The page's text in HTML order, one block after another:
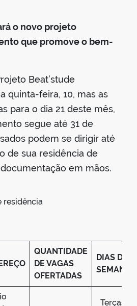
o novo projeto
que promove o bem-
Beat’stude
quinta-feira, 10, mas as
para o dia 21 deste mês,
segue até 31 de
podem se dirigir até
de sua residência de
em mãos.
residência
QUANTIDADE
DE VAGAS
OFERTADAS
DIAS DA
SEMANA
Terças